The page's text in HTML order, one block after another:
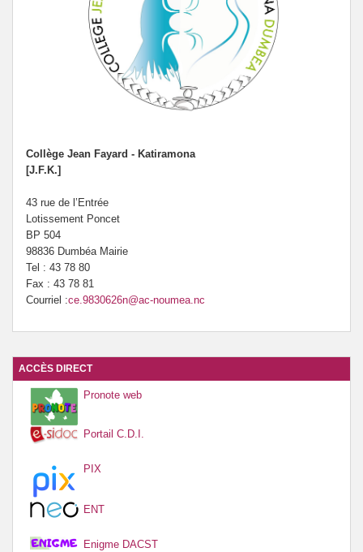
Collège Jean Fayard - Katiramona
[J.F.K.]
43 rue de l’Entrée
Lotissement Poncet
BP 504
98836 Dumbéa Mairie
Tel : 43 78 80
Fax : 43 78 81
Courriel :ce.9830626n@ac-noumea.nc
ACCÈS DIRECT
Pronote web
Portail C.D.I.
PIX
ENT
Enigme DACST